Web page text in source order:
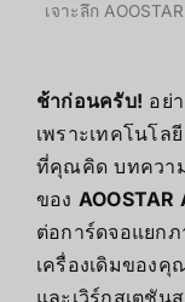
เจาะลึก
ช้าก่อนครับ! อย่
เพราะเทคโนโล
ที่คุณคิด บทความ
ของ
ต่อการ์ดจอแยก
เครื่องเดิมของคุ